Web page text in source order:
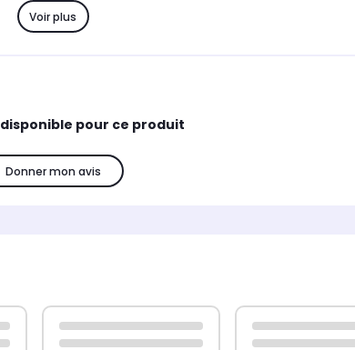
protection complète de la partie arrière et des
les ports et fonctions utilisateur.
Voir plus
pour ce produit
Donner mon avis